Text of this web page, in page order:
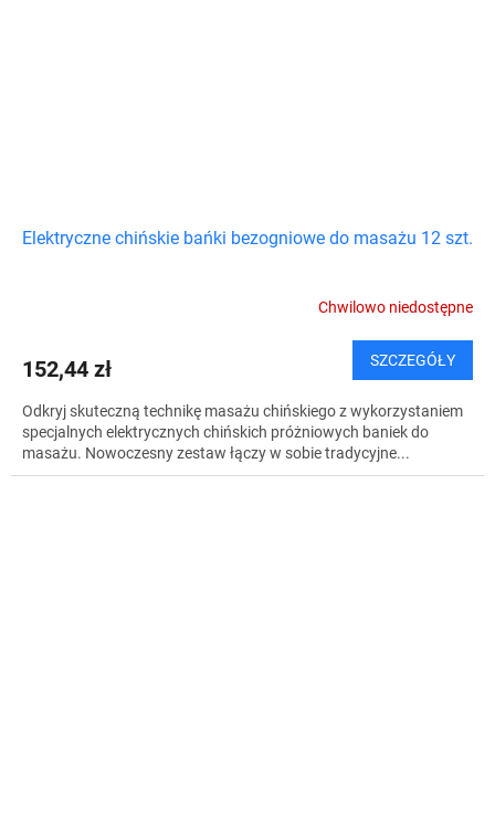
Elektryczne chińskie bańki bezogniowe do masażu 12 szt.
Chwilowo niedostępne
152,44 zł SZCZEGÓŁY
Odkryj skuteczną technikę masażu chińskiego z wykorzystaniem
specjalnych elektrycznych chińskich próżniowych baniek do
masażu. Nowoczesny zestaw łączy w sobie tradycyjne...